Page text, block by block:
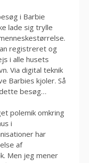
i Barbie
lade sig trylle
registreret og
i alle husets
Via digital teknik
Barbies kjoler. Så
besøg…
polemik omkring
i
har
af
Men jeg mener